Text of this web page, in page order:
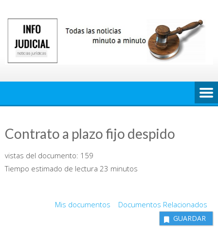
contenido
Contrato a plazo fijo despido
vistas del documento: 159
Tiempo estimado de lectura 23 minutos
Mis documentos Documentos Relacionados
GUARDAR